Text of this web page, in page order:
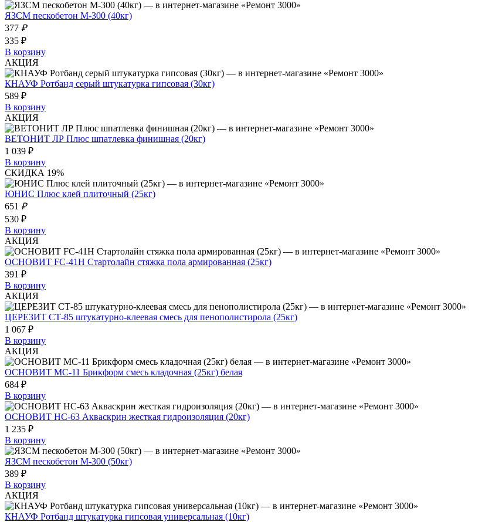
ЯЗСМ пескобетон М-300 (40кг)
377 ₽
335 ₽
В корзину
АКЦИЯ
КНАУФ Ротбанд серый штукатурка гипсовая (30кг)
589 ₽
В корзину
АКЦИЯ
ВЕТОНИТ ЛР Плюс шпатлевка финишная (20кг)
1 039 ₽
В корзину
СКИДКА 19%
ЮНИС Плюс клей плиточный (25кг)
651 ₽
530 ₽
В корзину
АКЦИЯ
ОСНОВИТ FC-41H Стартолайн стяжка пола армированная (25кг)
391 ₽
В корзину
АКЦИЯ
ЦЕРЕЗИТ СТ-85 штукатурно-клеевая смесь для пенополистирола (25кг)
1 067 ₽
В корзину
АКЦИЯ
ОСНОВИТ МС-11 Брикформ смесь кладочная (25кг) белая
684 ₽
В корзину
ОСНОВИТ НС-63 Акваскрин жесткая гидроизоляция (20кг)
1 235 ₽
В корзину
ЯЗСМ пескобетон М-300 (50кг)
389 ₽
В корзину
АКЦИЯ
КНАУФ Ротбанд штукатурка гипсовая универсальная (10кг)